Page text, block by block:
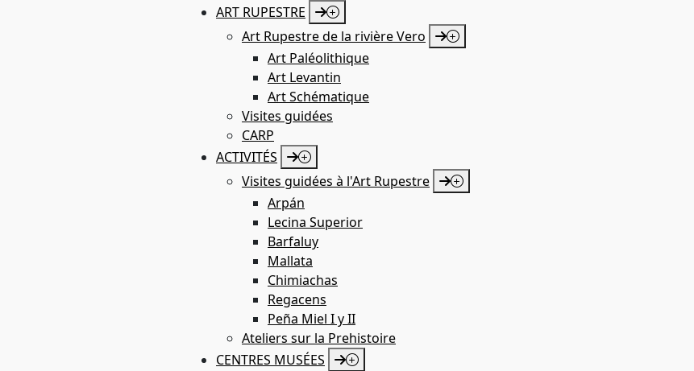
ART RUPESTRE
Art Rupestre de la rivière Vero
Art Paléolithique
Art Levantin
Art Schématique
Visites guidées
CARP
ACTIVITÉS
Visites guidées à l'Art Rupestre
Arpán
Lecina Superior
Barfaluy
Mallata
Chimiachas
Regacens
Peña Miel I y II
Ateliers sur la Prehistoire
CENTRES MUSÉES